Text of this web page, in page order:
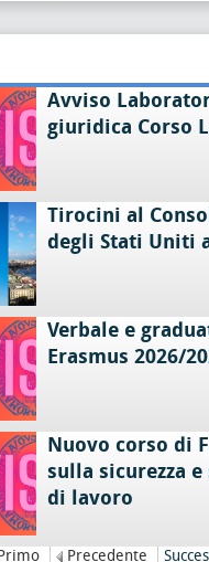
Avviso
giuridica Corso
Tirocini al
degli Stati Uniti
Verbale e
Erasmus 2026/
Nuovo corso di
sulla sicurezza
di lavoro
Precedente